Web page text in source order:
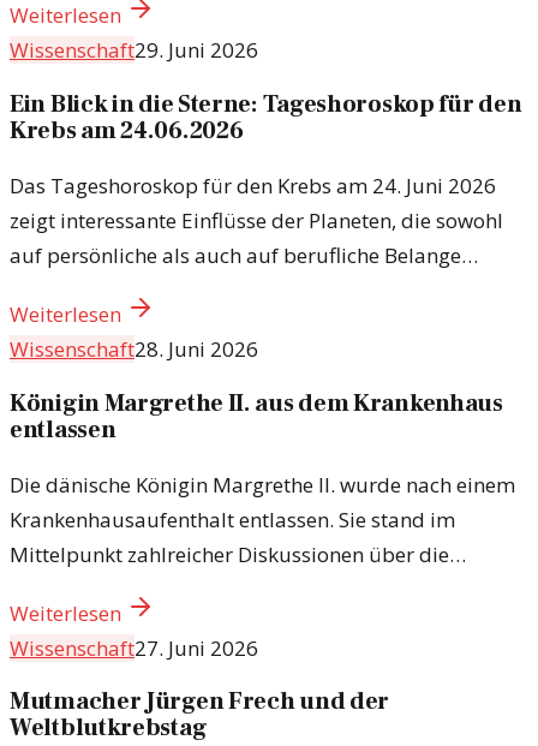
Weiterlesen
Wissenschaft29. Juni 2026
Ein Blick in die Sterne: Tageshoroskop für den
Krebs am 24.06.2026
Das Tageshoroskop für den Krebs am 24. Juni 2026
zeigt interessante Einflüsse der Planeten, die sowohl
auf persönliche als auch auf berufliche Belange
Weiterlesen
Wissenschaft28. Juni 2026
Königin Margrethe II. aus dem Krankenhaus
entlassen
Die dänische Königin Margrethe II. wurde nach einem
Krankenhausaufenthalt entlassen. Sie stand im
Mittelpunkt zahlreicher Diskussionen über die
Weiterlesen
Wissenschaft27. Juni 2026
Mutmacher Jürgen Frech und der
Weltblutkrebstag